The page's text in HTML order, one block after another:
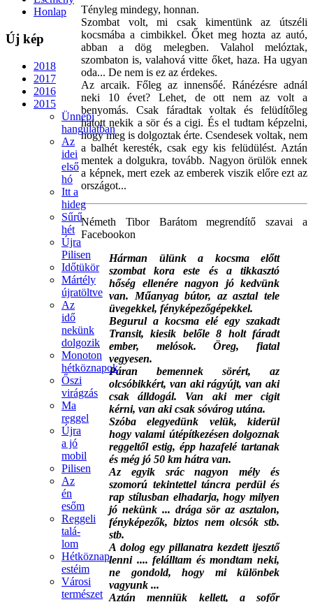
Tényleg mindegy, honnan.
Szombat volt, mi csak kimentünk az útszéli
kocsmába a cimbikkel. Őket meg hozta az autó,
abban a dög melegben. Valahol melóztak,
szombaton is, valahová vitte őket, haza. Ha ugyan
oda... De nem is ez az érdekes.
Az arcaik. Főleg az innensőé. Ránézésre adnál
neki 10 évet? Lehet, de ott nem az volt a
benyomás. Csak fáradtak voltak és felüdítőleg
hatott nekik a sör és a cigi. És el tudtam képzelni,
hogy meg is dolgoztak érte. Csendesek voltak, nem
a balhét keresték, csak egy kis felüdülést. Aztán
mentek a dolgukra, tovább. Nagyon örülök ennek
a képnek, mert ezek az emberek viszik előre ezt az
országot...
Németh Tibor Barátom megrendítő szavai a
Facebookon
Hárman ülünk a kocsma előtt
szombat kora este és a tikkasztó
hőség ellenére nagyon jó kedvünk
van. Műanyag bútor, az asztal tele
üvegekkel, fényképezőgépekkel.
Begurul a kocsma elé egy szakadt
Transit, kiesik belőle 8 holt fáradt
ember, melósok. Öreg, fiatal
vegyesen.
Páran bemennek sörért, az
olcsóbikkért, van aki rágyújt, van aki
csak álldogál. Van aki mer cigit
kérni, van aki csak sóvárog utána.
Szóba elegyedünk velük, kiderül
hogy valami útépítkezésen dolgoznak
reggeltől estig, épp hazafelé tartanak
és még jó 50 km hátra van.
Az egyik srác nagyon mély és
szomorú tekintettel táncra perdül és
rap stílusban elhadarja, hogy milyen
jó nekünk ... drága sör az asztalon,
fényképezők, biztos nem olcsók stb.
stb.
A dolog egy pillanatra kezdett ijesztő
lenni .... felálltam és mondtam neki,
ne gondold, hogy mi különbek
vagyunk ...
Aztán menniük kellett, a sofőr
Honlap
Új kép
2018
2017
2016
2015
Ünnepi
hangulatban
Az
idei
első
hó
Itt a
hideg
Sűrű
hét
Újra
Pilisen
Időtükör
Mártély
újratöltve
Az
idő
nekünk
dolgozik
Monoton
hétköznapok
Őszi
virágzás
Ma
reggel
Újra
a jó
mobil
Pilisen
Az
én
esőm
Reggeli
talá-
lom
Hétköznap
estéim
Városi
természet